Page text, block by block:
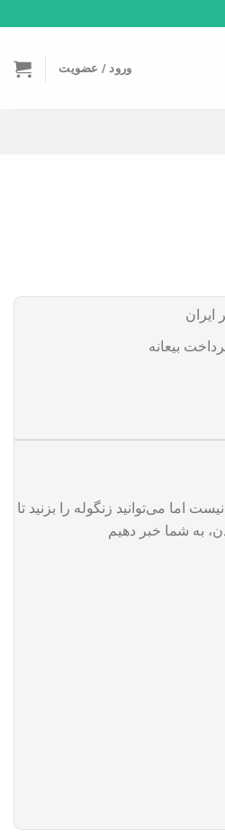
ورود / عضویت
ایران
بیعانه
اما می‌توانید زنگوله را بزنید تا
به شما خبر دهیم